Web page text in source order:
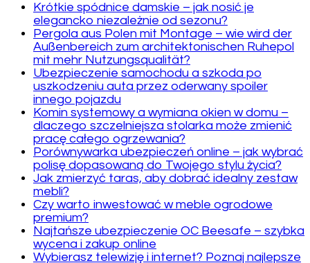
Krótkie spódnice damskie – jak nosić je
elegancko niezależnie od sezonu?
Pergola aus Polen mit Montage – wie wird der
Außenbereich zum architektonischen Ruhepol
mit mehr Nutzungsqualität?
Ubezpieczenie samochodu a szkoda po
uszkodzeniu auta przez oderwany spoiler
innego pojazdu
Komin systemowy a wymiana okien w domu –
dlaczego szczelniejsza stolarka może zmienić
pracę całego ogrzewania?
Porównywarka ubezpieczeń online – jak wybrać
polisę dopasowaną do Twojego stylu życia?
Jak zmierzyć taras, aby dobrać idealny zestaw
mebli?
Czy warto inwestować w meble ogrodowe
premium?
Najtańsze ubezpieczenie OC Beesafe – szybka
wycena i zakup online
Wybierasz telewizję i internet? Poznaj najlepsze